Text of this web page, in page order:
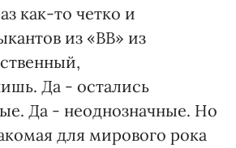
как-то четко и
из «ВВ» из
Да - остались
Да - неоднозначные. Но
для мирового рока